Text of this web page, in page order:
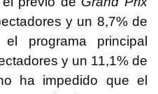
y un 8,7% de
programa principal
y un 11,1% de
ha impedido que el